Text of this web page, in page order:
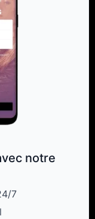
notre
7